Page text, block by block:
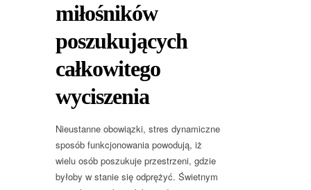
miłośników
poszukujących
całkowitego
wyciszenia
Nieustanne obowiązki, stres dynamiczne
sposób funkcjonowania powodują, iż
wielu osób poszukuje przestrzeni, gdzie
byłoby w stanie się odprężyć. Świetnym